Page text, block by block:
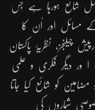
2000 سے مُسلسل شائع ہورہا ہے جِس
مسائل اور اُن کا
چیلنجز، نظریۂ پاکستان
ا ور دیگر فکری و علمی
کو شائع کیا جاتا
شماروں کی